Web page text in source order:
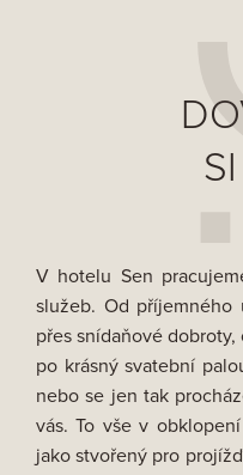
V hotelu Sen
služeb. Od příjemného
přes snídaňové
po krásný svatební
nebo se jen tak
vás. To vše v
jako stvořený pro